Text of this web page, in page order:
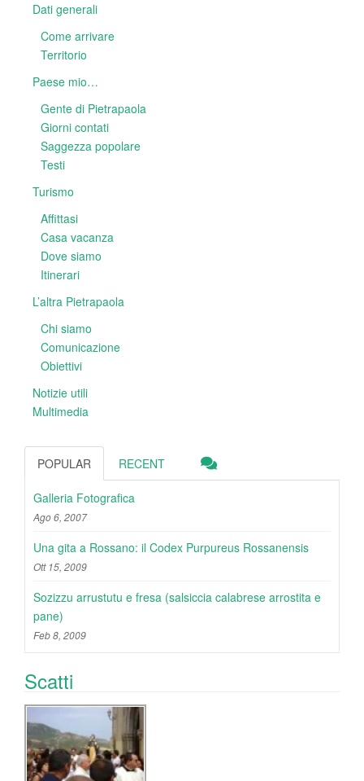
Dati generali
Come arrivare
Territorio
Paese mio…
Gente di Pietrapaola
Giorni contati
Saggezza popolare
Testi
Turismo
Affittasi
Casa vacanza
Dove siamo
Itinerari
L’altra Pietrapaola
Chi siamo
Comunicazione
Obiettivi
Notizie utili
Multimedia
POPULAR RECENT
Galleria Fotografica
Ago 6, 2007
Una gita a Rossano: il Codex Purpureus Rossanensis
Ott 15, 2009
Sozizzu arrustutu e fresa (salsiccia calabrese arrostita e
pane)
Feb 8, 2009
Scatti